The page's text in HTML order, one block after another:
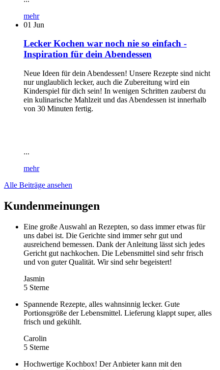
mehr
01 Jun
Lecker Kochen war noch nie so einfach -
Inspiration für dein Abendessen
Neue Ideen für dein Abendessen! Unsere Rezepte sind nicht
nur unglaublich lecker, auch die Zubereitung wird ein
Kinderspiel für dich sein! In wenigen Schritten zauberst du
ein kulinarische Mahlzeit und das Abendessen ist innerhalb
von 30 Minuten fertig.
...
mehr
Alle Beiträge ansehen
Kundenmeinungen
Eine große Auswahl an Rezepten, so dass immer etwas für
uns dabei ist. Die Gerichte sind immer sehr gut und
ausreichend bemessen. Dank der Anleitung lässt sich jedes
Gericht gut nachkochen. Die Lebensmittel sind sehr frisch
und von guter Qualität. Wir sind sehr begeistert!
Jasmin
5 Sterne
Spannende Rezepte, alles wahnsinnig lecker. Gute
Portionsgröße der Lebensmittel. Lieferung klappt super, alles
frisch und gekühlt.
Carolin
5 Sterne
Hochwertige Kochbox! Der Anbieter kann mit den